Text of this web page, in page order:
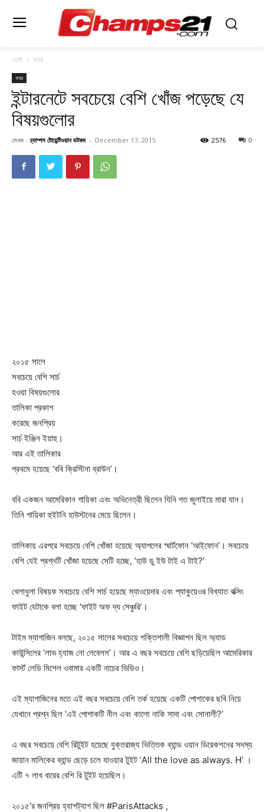
হোম খবর
খবর
ইন্টারনেটে সবচেয়ে বেশি খােঁজ পড়েছে যে
বিষয়গুলোর
লেখক : চ্যাম্পস টোয়েন্টিওয়ান ডটকম - December 17, 2015 0
2576
২০১৫ সালে
সবচেয়ে বেশি সার্চ
হওয়া বিষয়গুলোর
তালিকা প্রকাশ
করেছে জনপ্রিয়
সার্চ ইঞ্জিন ইয়াহু।
আর এই তালিকার
প্রথমে হয়েছে ‘ববি ক্রিস্টিনা ব্রাউন’।
ববি একজন আমেরিকান গায়িকা এবং অভিনেত্রী ছিলেন যিনি গত জুলাইয়ে মারা যান।
তিনি গায়িকা হুইটনি হাউস্টনের মেয়ে ছিলেন।
তালিকায় এরপরে সবচেয়ে বেশি খোঁজা হয়েছে অ্যাপলের স্মার্টফোন ‘আইফোন’। সবচেয়ে
বেশি যেই প্রশ্নটি খোঁজা হয়েছে সেটি হচ্ছে, ‘হাউ ডু ইউ টাই এ টাই?’
খেলাধুলা বিষয়ক সবচেয়ে বেশি সার্চ হয়েছে ম্যাওয়েদার এবং প্যাকুয়েওর বিখ্যাত বক্সিং
ফাইট যেটাকে বলা হচ্ছে ‘ফাইট অফ দ্য সেঞ্চুরি’।
টাইম ম্যাগাজিন বলছে, ২০১৫ সালের সবচেয়ে শক্তিশালী বিজ্ঞাপন ছিল অ্যাড
কাউন্সিলের ‘লাভ হ্যাজ নো লেবেলস’। আর এ বছর সবচেয়ে বেশি ছড়িয়েছিল আমেরিকার
ফার্স্ট লেডি মিশেল ওবামার একটি নাচের ভিডিও।
এই ম্যাগাজিনের মতে এই বছর সবচেয়ে বেশি তর্ক হয়েছে একটি পোশাকের ছবি নিয়ে
যেখানে প্রশ্ন ছিল ‘এই পোশাকটি নীল এবং কালো নাকি সাদা এবং সোনালী?’
এ বছর সবচেয়ে বেশি রিটুইট হয়েছে যুক্তরাজ্য ভিত্তিক ব্যান্ড ওয়ান ডিরেকশনের সদস্য
জায়ান মালিকের ব্যান্ড ছেড়ে চলে যাওয়ার টুইট ‘All the love as always. H’ ।
এটি ৭ লাখ বারের বেশি রি টুইট হয়েছিল।
২০১৫’র জনপ্রিয় হ্যাশট্যাগ ছিল #ParisAttacks ,